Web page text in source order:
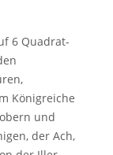
6 Quadrat-
Königreiche
und
der Ach,